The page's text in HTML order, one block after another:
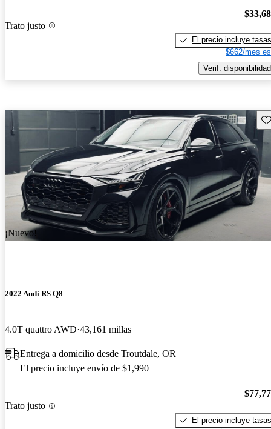
Trato justo
El precio incluye tasas
$662/mes
Verif. disponibilidad
¡Nuevo!
2022 Audi RS Q8
4.0T quattro AWD 43,161 millas
Entrega a domicilio desde Troutdale, OR
El precio incluye envío de $1,990
Trato justo
El precio incluye tasas